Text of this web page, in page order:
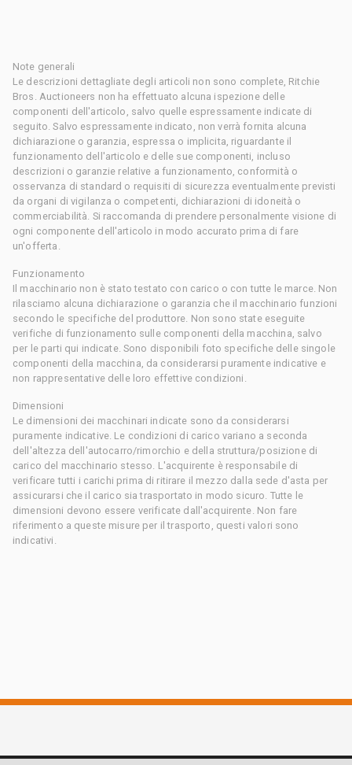
Note generali
Le descrizioni dettagliate degli articoli non sono complete, Ritchie
Bros. Auctioneers non ha effettuato alcuna ispezione delle
componenti dell'articolo, salvo quelle espressamente indicate di
seguito. Salvo espressamente indicato, non verrà fornita alcuna
dichiarazione o garanzia, espressa o implicita, riguardante il
funzionamento dell'articolo e delle sue componenti, incluso
descrizioni o garanzie relative a funzionamento, conformità o
osservanza di standard o requisiti di sicurezza eventualmente previsti
da organi di vigilanza o competenti, dichiarazioni di idoneità o
commerciabilità. Si raccomanda di prendere personalmente visione di
ogni componente dell'articolo in modo accurato prima di fare
un'offerta.
Funzionamento
Il macchinario non è stato testato con carico o con tutte le marce. Non
rilasciamo alcuna dichiarazione o garanzia che il macchinario funzioni
secondo le specifiche del produttore. Non sono state eseguite
verifiche di funzionamento sulle componenti della macchina, salvo
per le parti qui indicate. Sono disponibili foto specifiche delle singole
componenti della macchina, da considerarsi puramente indicative e
non rappresentative delle loro effettive condizioni.
Dimensioni
Le dimensioni dei macchinari indicate sono da considerarsi
puramente indicative. Le condizioni di carico variano a seconda
dell'altezza dell'autocarro/rimorchio e della struttura/posizione di
carico del macchinario stesso. L'acquirente è responsabile di
verificare tutti i carichi prima di ritirare il mezzo dalla sede d'asta per
assicurarsi che il carico sia trasportato in modo sicuro. Tutte le
dimensioni devono essere verificate dall'acquirente. Non fare
riferimento a queste misure per il trasporto, questi valori sono
indicativi.